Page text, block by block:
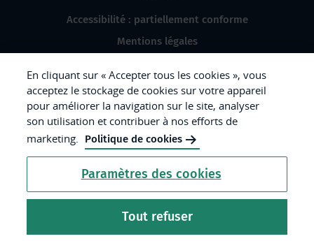
Accessibilité : partiellement conforme
Mentions légales
Gestion des cookies
Crédits photos
République
Française.
Liberté
Égalité
En cliquant sur « Accepter tous les cookies », vous
acceptez le stockage de cookies sur votre appareil
pour améliorer la navigation sur le site, analyser
son utilisation et contribuer à nos efforts de
marketing.
Politique de cookies
Paramètres des cookies
Tout refuser